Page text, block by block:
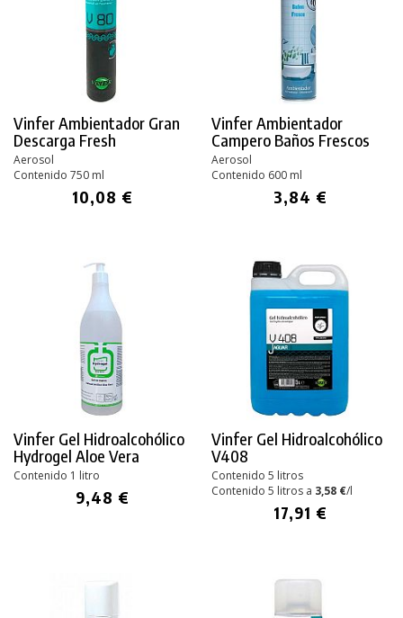
Vinfer Ambientador Gran
Descarga Fresh
Aerosol
Contenido 750 ml
10,08 €
Vinfer Ambientador
Campero Baños Frescos
Aerosol
Contenido 600 ml
3,84 €
Vinfer Gel Hidroalcohólico
Hydrogel Aloe Vera
Contenido 1 litro
9,48 €
Vinfer Gel Hidroalcohólico
V408
Contenido 5 litros
Contenido 5 litros a 3,58 €/l
17,91 €